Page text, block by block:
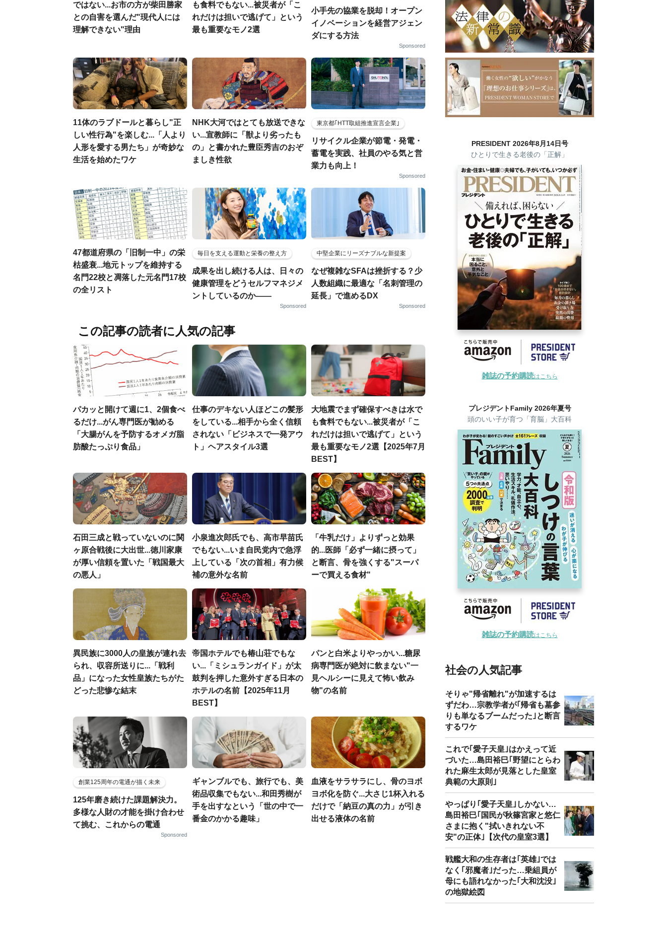
ではない...お市の方が柴田勝家
との自害を選んだ"現代人には
理解できない"理由
も食料でもない...被災者が「こ
れだけは担いで逃げて」という
最も重要なモノ2選
小手先の協業を脱却！オープン
イノベーションを経営アジェン
ダにする方法
Sponsored
11体のラブドールと暮らし"正
しい性行為"を楽しむ...「人より
人形を愛する男たち」が奇妙な
生活を始めたワケ
NHK大河ではとても放送できな
い...宣教師に「獣より劣ったも
の」と書かれた豊臣秀吉のおぞ
ましき性欲
東京都｢HTT取組推進宣言企業｣
リサイクル企業が節電・発電・
蓄電を実践、社員のやる気と営
業力も向上！
Sponsored
47都道府県の「旧制一中」の栄
枯盛衰...地元トップを維持する
名門22校と凋落した元名門17校
の全リスト
毎日を支える運動と栄養の整え方
成果を出し続ける人は、日々の
健康管理をどうセルフマネジメ
ントしているのか——
Sponsored
中堅企業にリーズナブルな新提案
なぜ複雑なSFAは挫折する？少
人数組織に最適な「名刺管理の
延長」で進めるDX
Sponsored
この記事の読者に人気の記事
パカッと開けて週に1、2個食べ
るだけ...がん専門医が勧める
「大腸がんを予防するオメガ脂
肪酸たっぷり食品」
仕事のデキない人ほどこの髪形
をしている...相手から全く信頼
されない「ビジネスで一発アウ
ト」ヘアスタイル3選
大地震でまず確保すべきは水で
も食料でもない...被災者が「こ
れだけは担いで逃げて」という
最も重要なモノ2選【2025年7月
BEST】
石田三成と戦っていないのに関
ヶ原合戦後に大出世...徳川家康
が厚い信頼を置いた「戦国最大
の悪人」
小泉進次郎氏でも、高市早苗氏
でもない...いま自民党内で急浮
上している「次の首相」有力候
補の意外な名前
「牛乳だけ」よりずっと効果
的...医師「必ず一緒に摂って」
と断言、骨を強くする"スーパ
ーで買える食材"
異民族に3000人の皇族が連れ去
られ、収容所送りに...「戦利
品」になった女性皇族たちがた
どった悲惨な結末
帝国ホテルでも椿山荘でもな
い...「ミシュランガイド」が太
鼓判を押した意外すぎる日本の
ホテルの名前【2025年11月
BEST】
パンと白米よりやっかい...糖尿
病専門医が絶対に飲まない"一
見ヘルシーに見えて怖い飲み
物"の名前
創業125周年の電通が描く未来
125年磨き続けた課題解決力。
多様な人財の才能を掛け合わせ
て挑む、これからの電通
Sponsored
ギャンブルでも、旅行でも、美
術品収集でもない...和田秀樹が
手を出すなという「世の中で一
番金のかかる趣味」
血液をサラサラにし、骨のヨボ
ヨボ化を防ぐ...大さじ1杯入れる
だけで「納豆の真の力」が引き
出せる液体の名前
PRESIDENT 2026年8月14日号
ひとりで生きる老後の「正解」
雑誌の予約購読はこちら
プレジデントFamily 2026年夏号
頭のいい子が育つ「育脳」大百科
雑誌の予約購読はこちら
社会の人気記事
そりゃ"帰省離れ"が加速するは
ずだわ…宗教学者が｢帰省も墓参
りも単なるブームだった｣と断言
するワケ
これで｢愛子天皇｣はかえって近
づいた…島田裕巳｢野望にとらわ
れた麻生太郎が見落とした皇室
典範の大原則｣
やっぱり｢愛子天皇｣しかない…
島田裕巳｢国民が秋篠宮家と悠仁
さまに抱く"拭いきれない不
安"の正体｣【次代の皇室3選】
戦艦大和の生存者は｢英雄｣では
なく｢邪魔者｣だった…乗組員が
母にも語れなかった｢大和沈没｣
の地獄絵図